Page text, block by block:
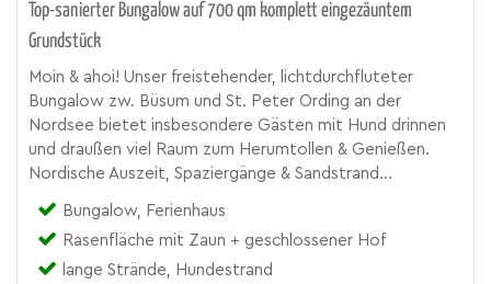
Top-sanierter Bungalow auf 700 qm komplett eingezäuntem
Grundstück
Moin & ahoi! Unser freistehender, lichtdurchfluteter
Bungalow zw. Büsum und St. Peter Ording an der
Nordsee bietet insbesondere Gästen mit Hund drinnen
und draußen viel Raum zum Herumtollen & Genießen.
Nordische Auszeit, Spaziergänge & Sandstrand...
Bungalow, Ferienhaus
Rasenfläche mit Zaun + geschlossener Hof
lange Strände, Hundestrand